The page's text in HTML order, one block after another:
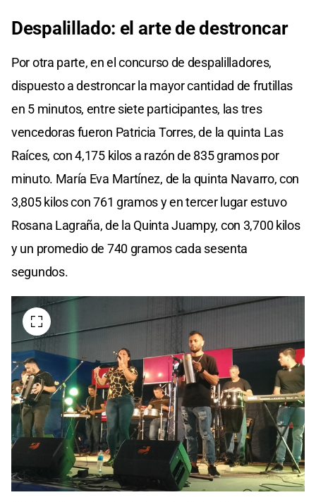
Despalillado: el arte de destroncar
Por otra parte, en el concurso de despalilladores,
dispuesto a destroncar la mayor cantidad de frutillas
en 5 minutos, entre siete participantes, las tres
vencedoras fueron Patricia Torres, de la quinta Las
Raíces, con 4,175 kilos a razón de 835 gramos por
minuto. María Eva Martínez, de la quinta Navarro, con
3,805 kilos con 761 gramos y en tercer lugar estuvo
Rosana Lagraña, de la Quinta Juampy, con 3,700 kilos
y un promedio de 740 gramos cada sesenta
segundos.